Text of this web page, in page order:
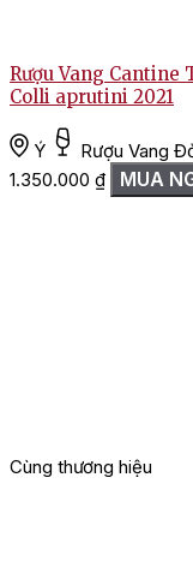
Rượu Vang Cantine
Colli aprutini 2021
Ý Rượu Vang
1.350.000 ₫ MUA
Cùng thương hiệu